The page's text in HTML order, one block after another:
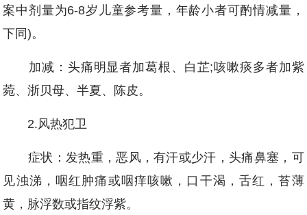
案中剂量为6-8岁儿童参考量，年龄小者可酌情减量，
下同)。
加减：头痛明显者加葛根、白芷;咳嗽痰多者加紫
菀、浙贝母、半夏、陈皮。
2.风热犯卫
症状：发热重，恶风，有汗或少汗，头痛鼻塞，可
见浊涕，咽红肿痛或咽痒咳嗽，口干渴，舌红，苔薄
黄，脉浮数或指纹浮紫。